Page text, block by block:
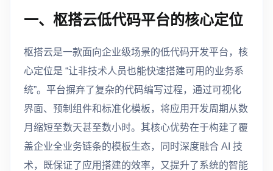
一、枢搭云低代码平台的核心定位
枢搭云是一款面向企业级场景的低代码开发平台，核
心定位是 “让非技术人员也能快速搭建可用的业务系
统”。平台摒弃了复杂的代码编写过程，通过可视化
界面、预制组件和标准化模板，将应用开发周期从数
月缩短至数天甚至数小时。其核心优势在于构建了覆
盖企业全业务链条的模板生态，同时深度融合 AI 技
术，既保证了应用搭建的效率，又提升了系统的智能